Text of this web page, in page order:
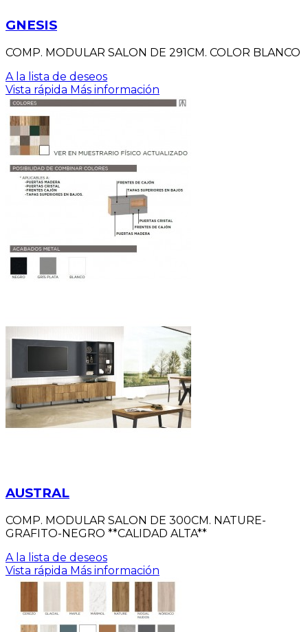
GNESIS
COMP. MODULAR SALON DE 291CM. COLOR BLANCO
A la lista de deseos
Vista rápida Más información
AUSTRAL
COMP. MODULAR SALON DE 300CM. NATURE-
GRAFITO-NEGRO **CALIDAD ALTA**
A la lista de deseos
Vista rápida Más información